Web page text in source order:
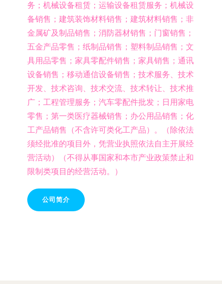
务；机械设备租赁；运输设备租赁服务；机械设
备销售；建筑装饰材料销售；建筑材料销售；非
金属矿及制品销售；消防器材销售；门窗销售；
五金产品零售；纸制品销售；塑料制品销售；文
具用品零售；家具零配件销售；家具销售；通讯
设备销售；移动通信设备销售；技术服务、技术
开发、技术咨询、技术交流、技术转让、技术推
广；工程管理服务；汽车零配件批发；日用家电
零售；第一类医疗器械销售；办公用品销售；化
工产品销售（不含许可类化工产品）。（除依法
须经批准的项目外，凭营业执照依法自主开展经
营活动）（不得从事国家和本市产业政策禁止和
限制类项目的经营活动。）
公司简介